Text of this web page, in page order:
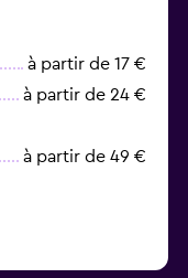
à partir de 17 €
à partir de 24 €
à partir de 49 €